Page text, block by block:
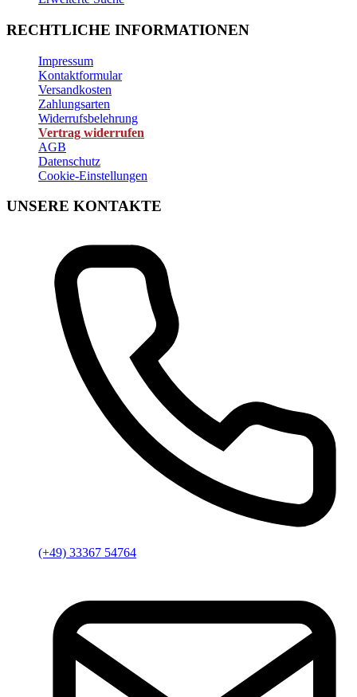
RECHTLICHE INFORMATIONEN
Impressum
Kontaktformular
Versandkosten
Zahlungsarten
Widerrufsbelehrung
Vertrag widerrufen
AGB
Datenschutz
Cookie-Einstellungen
UNSERE KONTAKTE
(+49) 33367 54764